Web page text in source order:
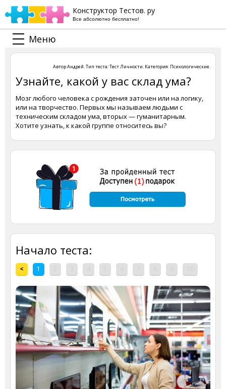
Конструктор Тестов. ру
Все абсолютно бесплатно!
Меню
АвторАндрей. Тип теста:Тест Личности. Категория: Психологические.
Узнайте, какой у вас склад ума?
Мозг любого человека с рождения заточен или на логику,
или на творчество. Первых мы называем людьми с
техническим складом ума, вторых — гуманитарным.
Хотите узнать, к какой группе относитесь вы?
Начало теста:
< 1